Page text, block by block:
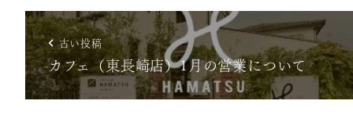
古い投稿
カフェ（東長崎店）1月の営業について